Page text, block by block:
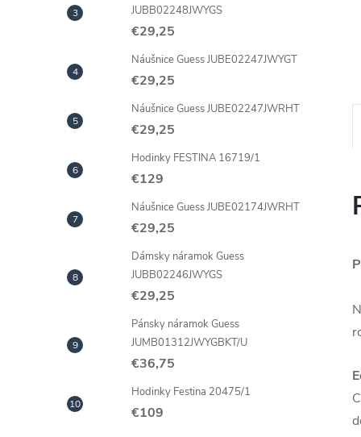
JUBB02248JWYGS
€29,25
Náušnice Guess JUBE02247JWYGT
€29,25
Náušnice Guess JUBE02247JWRHT
€29,25
Hodinky FESTINA 16719/1
€129
Náušnice Guess JUBE02174JWRHT
€29,25
Dámsky náramok Guess
JUBB02246JWYGS
€29,25
Pánsky náramok Guess
JUMB01312JWYGBKT/U
€36,75
Hodinky Festina 20475/1
€109